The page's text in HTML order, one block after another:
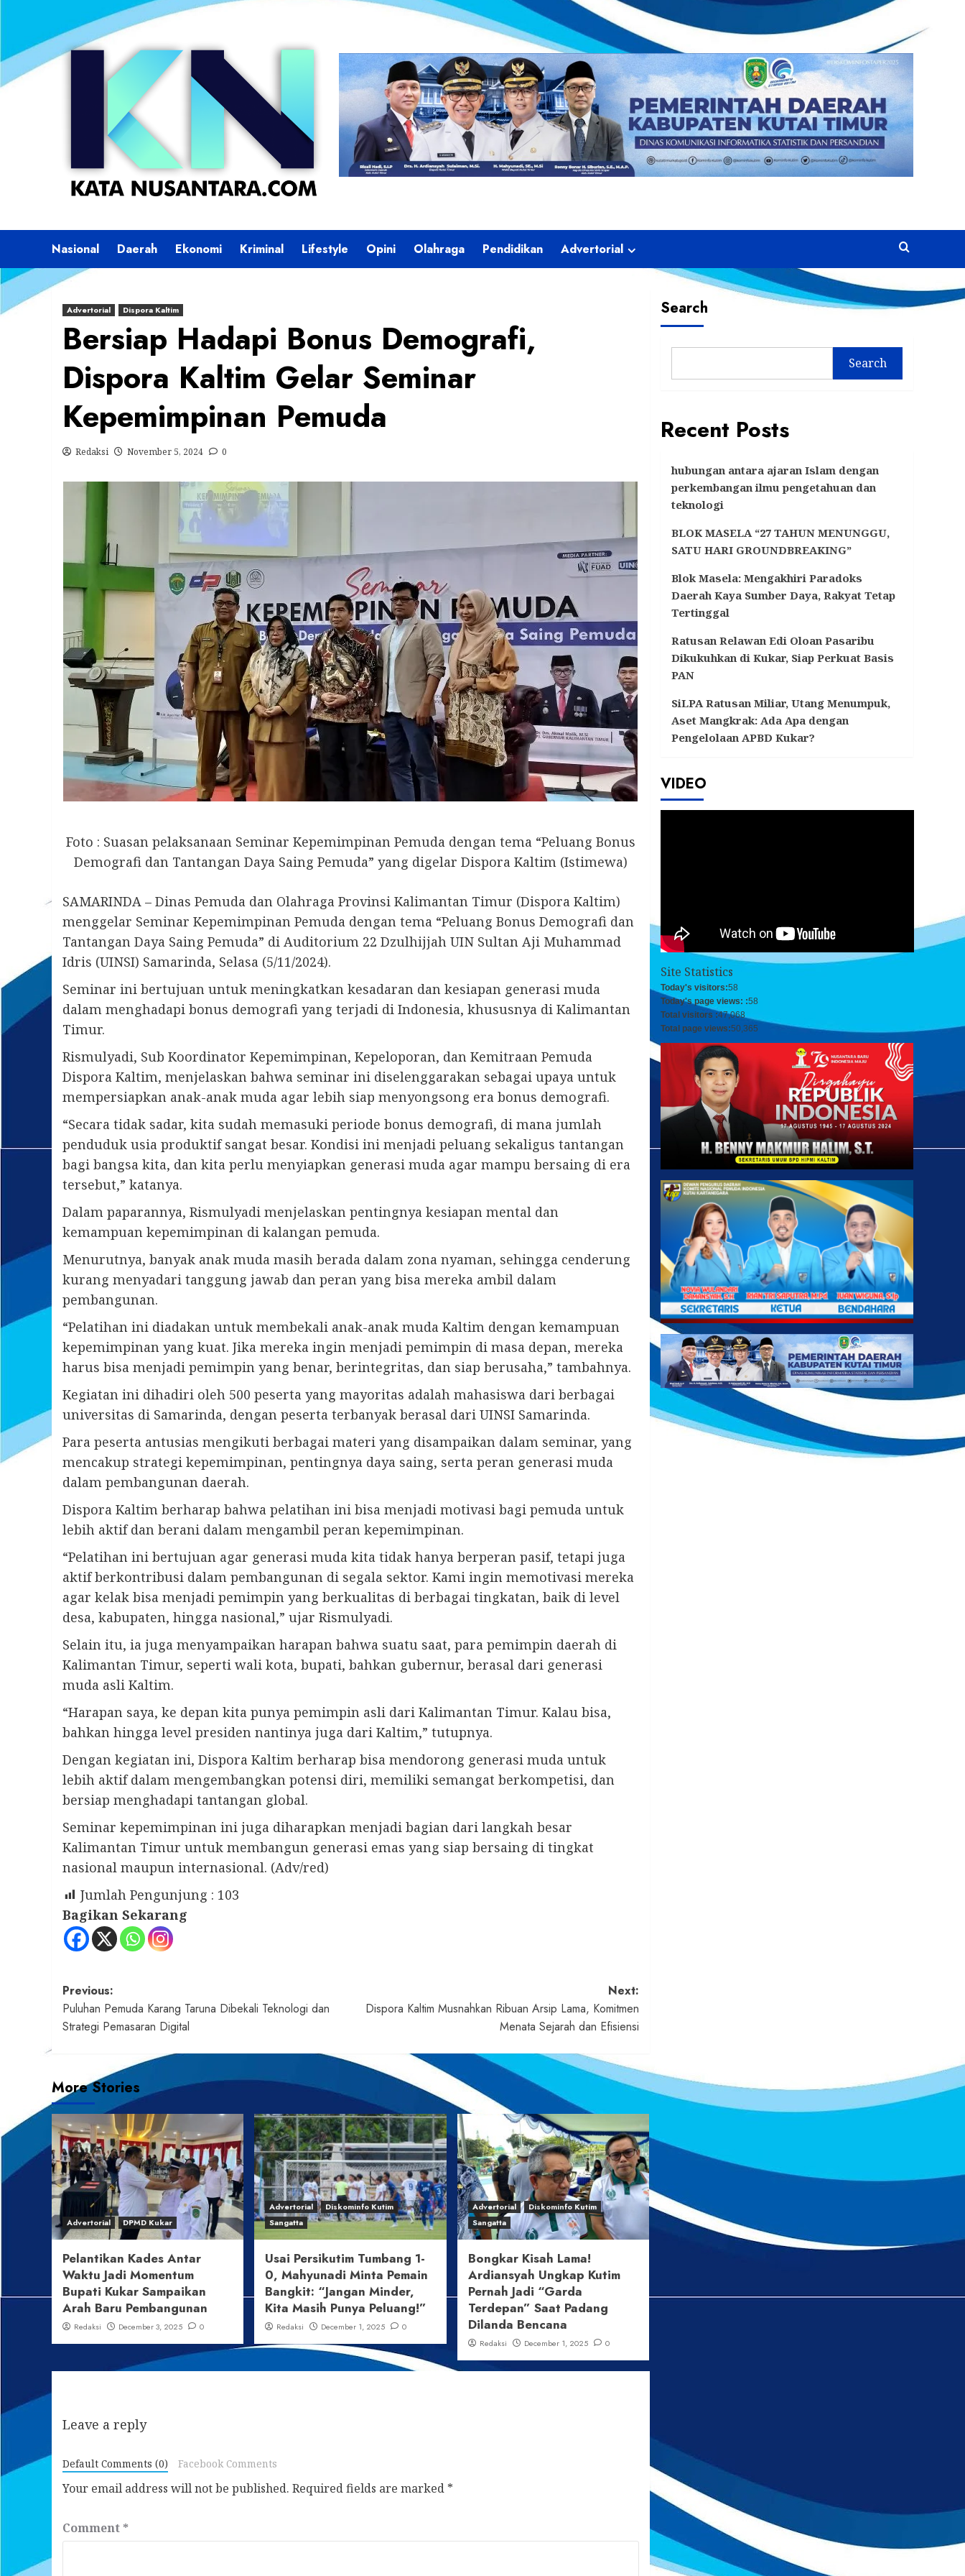
content
Nasional Daerah Ekonomi Kriminal Lifestyle Opini Olahraga Pendidikan Advertorial
Advertorial Dispora Kaltim
Bersiap Hadapi Bonus Demografi,
Dispora Kaltim Gelar Seminar
Kepemimpinan Pemuda
Redaksi November 5, 2024 0
Foto : Suasan pelaksanaan Seminar Kepemimpinan Pemuda dengan tema “Peluang Bonus
Demografi dan Tantangan Daya Saing Pemuda” yang digelar Dispora Kaltim (Istimewa)
SAMARINDA – Dinas Pemuda dan Olahraga Provinsi Kalimantan Timur (Dispora Kaltim)
menggelar Seminar Kepemimpinan Pemuda dengan tema “Peluang Bonus Demografi dan
Tantangan Daya Saing Pemuda” di Auditorium 22 Dzulhijjah UIN Sultan Aji Muhammad
Idris (UINSI) Samarinda, Selasa (5/11/2024).
Seminar ini bertujuan untuk meningkatkan kesadaran dan kesiapan generasi muda
dalam menghadapi bonus demografi yang terjadi di Indonesia, khususnya di Kalimantan
Timur.
Rismulyadi, Sub Koordinator Kepemimpinan, Kepeloporan, dan Kemitraan Pemuda
Dispora Kaltim, menjelaskan bahwa seminar ini diselenggarakan sebagai upaya untuk
mempersiapkan anak-anak muda agar lebih siap menyongsong era bonus demografi.
“Secara tidak sadar, kita sudah memasuki periode bonus demografi, di mana jumlah
penduduk usia produktif sangat besar. Kondisi ini menjadi peluang sekaligus tantangan
bagi bangsa kita, dan kita perlu menyiapkan generasi muda agar mampu bersaing di era
tersebut,” katanya.
Dalam paparannya, Rismulyadi menjelaskan pentingnya kesiapan mental dan
kemampuan kepemimpinan di kalangan pemuda.
Menurutnya, banyak anak muda masih berada dalam zona nyaman, sehingga cenderung
kurang menyadari tanggung jawab dan peran yang bisa mereka ambil dalam
pembangunan.
“Pelatihan ini diadakan untuk membekali anak-anak muda Kaltim dengan kemampuan
kepemimpinan yang kuat. Jika mereka ingin menjadi pemimpin di masa depan, mereka
harus bisa menjadi pemimpin yang benar, berintegritas, dan siap berusaha,” tambahnya.
Kegiatan ini dihadiri oleh 500 peserta yang mayoritas adalah mahasiswa dari berbagai
universitas di Samarinda, dengan peserta terbanyak berasal dari UINSI Samarinda.
Para peserta antusias mengikuti berbagai materi yang disampaikan dalam seminar, yang
mencakup strategi kepemimpinan, pentingnya daya saing, serta peran generasi muda
dalam pembangunan daerah.
Dispora Kaltim berharap bahwa pelatihan ini bisa menjadi motivasi bagi pemuda untuk
lebih aktif dan berani dalam mengambil peran kepemimpinan.
“Pelatihan ini bertujuan agar generasi muda kita tidak hanya berperan pasif, tetapi juga
aktif berkontribusi dalam pembangunan di segala sektor. Kami ingin memotivasi mereka
agar kelak bisa menjadi pemimpin yang berkualitas di berbagai tingkatan, baik di level
desa, kabupaten, hingga nasional,” ujar Rismulyadi.
Selain itu, ia juga menyampaikan harapan bahwa suatu saat, para pemimpin daerah di
Kalimantan Timur, seperti wali kota, bupati, bahkan gubernur, berasal dari generasi
muda asli Kaltim.
“Harapan saya, ke depan kita punya pemimpin asli dari Kalimantan Timur. Kalau bisa,
bahkan hingga level presiden nantinya juga dari Kaltim,” tutupnya.
Dengan kegiatan ini, Dispora Kaltim berharap bisa mendorong generasi muda untuk
lebih aktif dalam mengembangkan potensi diri, memiliki semangat berkompetisi, dan
bersiap menghadapi tantangan global.
Seminar kepemimpinan ini juga diharapkan menjadi bagian dari langkah besar
Kalimantan Timur untuk membangun generasi emas yang siap bersaing di tingkat
nasional maupun internasional. (Adv/red)
Jumlah Pengunjung : 103
Bagikan Sekarang
Post
navigation
Previous:
Puluhan Pemuda Karang Taruna Dibekali Teknologi dan
Strategi Pemasaran Digital
Next:
Dispora Kaltim Musnahkan Ribuan Arsip Lama, Komitmen
Menata Sejarah dan Efisiensi
More Stories
Advertorial DPMD Kukar
Pelantikan Kades Antar
Waktu Jadi Momentum
Bupati Kukar Sampaikan
Arah Baru Pembangunan
Redaksi December 3, 2025 0
Advertorial
Diskominfo Kutim
Sangatta
Usai Persikutim Tumbang 1-
0, Mahyunadi Minta Pemain
Bangkit: “Jangan Minder,
Kita Masih Punya Peluang!”
Redaksi December 1, 2025 0
Advertorial
Diskominfo Kutim
Sangatta
Bongkar Kisah Lama!
Ardiansyah Ungkap Kutim
Pernah Jadi “Garda
Terdepan” Saat Padang
Dilanda Bencana
Redaksi December 1, 2025 0
Leave a reply
Default Comments (0) Facebook Comments
Your email address will not be published. Required fields are marked *
Comment *
Search
Search
Recent Posts
hubungan antara ajaran Islam dengan
perkembangan ilmu pengetahuan dan
teknologi
BLOK MASELA “27 TAHUN MENUNGGU,
SATU HARI GROUNDBREAKING”
Blok Masela: Mengakhiri Paradoks
Daerah Kaya Sumber Daya, Rakyat Tetap
Tertinggal
Ratusan Relawan Edi Oloan Pasaribu
Dikukuhkan di Kukar, Siap Perkuat Basis
PAN
SiLPA Ratusan Miliar, Utang Menumpuk,
Aset Mangkrak: Ada Apa dengan
Pengelolaan APBD Kukar?
VIDEO
Site Statistics
Today's visitors:58
Today's page views: :58
Total visitors :47,068
Total page views:50,365